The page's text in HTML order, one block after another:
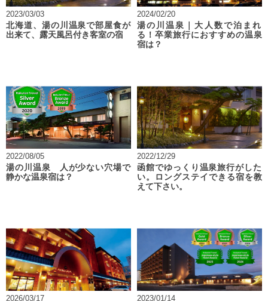
2023/03/03
北海道、湯の川温泉で部屋食が
出来て、露天風呂付き客室の宿
2024/02/20
湯の川温泉｜大人数で泊まれ
る！卒業旅行におすすめの温泉
宿は？
2022/08/05
湯の川温泉 人が少ない穴場で
静かな温泉宿は？
2022/12/29
函館でゆっくり温泉旅行がした
い。ロングステイできる宿を教
えて下さい。
2026/03/17
2023/01/14